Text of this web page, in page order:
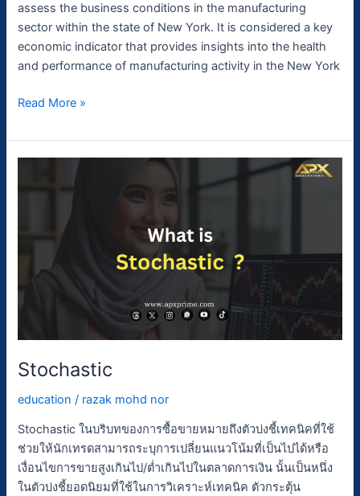
assess the business conditions in the manufacturing
sector within the state of New York. It is considered a key
economic indicator that provides insights into the health
and performance of manufacturing activity in the New York
Read More »
Stochastic
education / razak mohd nor
Stochastic ในบริบทของการซื้อขายหมายถึงตัวบ่งชี้เทคนิคที่ใช้
ช่วยให้นักเทรดสามารถระบุการเปลี่ยนแนวโน้มที่เป็นไปได้หรือ
เงื่อนไขการขายสูงเกินไป/ต่ำเกินไปในตลาดการเงิน นั้นเป็นหนึ่ง
ในตัวบ่งชี้ยอดนิยมที่ใช้ในการวิเคราะห์เทคนิค ตัวกระตุ้น